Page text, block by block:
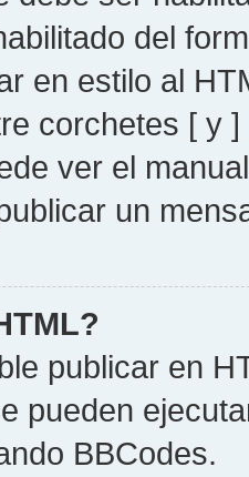
del
en estilo al
corchetes [ y
ver el
un
publicar en
pueden
BBCodes.